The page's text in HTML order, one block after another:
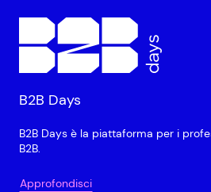
B2B Days
B2B Days è la piattaforma per i
B2B.
Approfondisci